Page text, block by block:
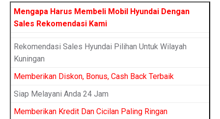
Mengapa Harus Membeli Mobil Hyundai Dengan
Sales Rekomendasi Kami
Rekomendasi Sales Hyundai Pilihan Untuk Wilayah
Kuningan
Memberikan Diskon, Bonus, Cash Back Terbaik
Siap Melayani Anda 24 Jam
Memberikan Kredit Dan Cicilan Paling Ringan